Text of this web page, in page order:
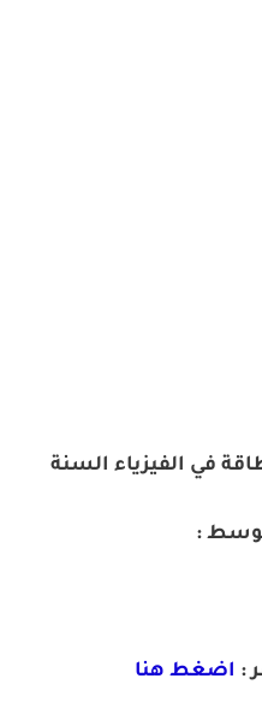
في الفيزياء السنة
:
: اضغط هنا